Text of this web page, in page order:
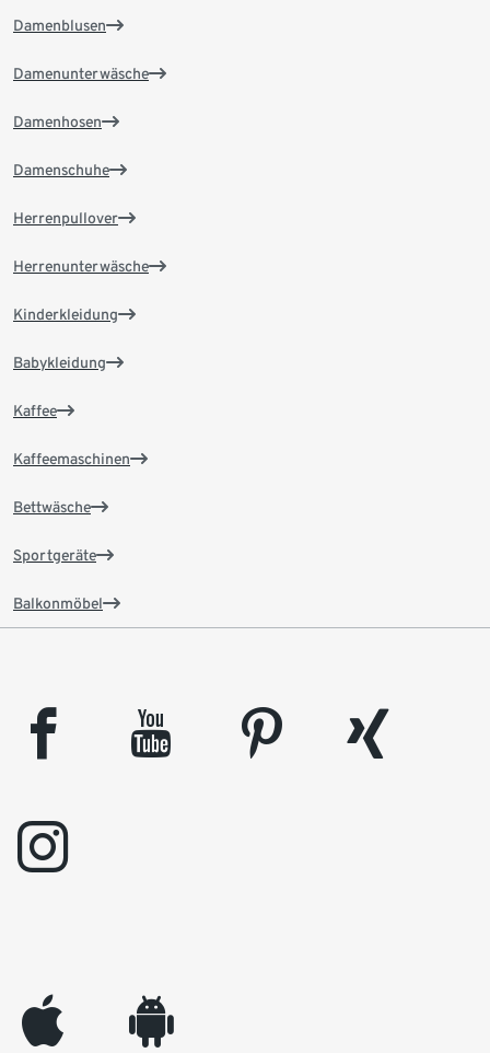
Damenblusen
Damenunterwäsche
Damenhosen
Damenschuhe
Herrenpullover
Herrenunterwäsche
Kinderkleidung
Babykleidung
Kaffee
Kaffeemaschinen
Bettwäsche
Sportgeräte
Balkonmöbel
facebook youtube pinterest
xing
instagram
appleinc android